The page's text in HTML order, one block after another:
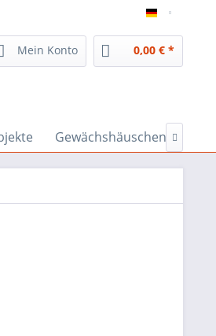
Mein Konto 0,00 € *
Gewächshäuschen & Co
